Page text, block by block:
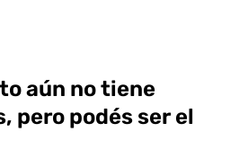
aún no tiene
pero podés ser el